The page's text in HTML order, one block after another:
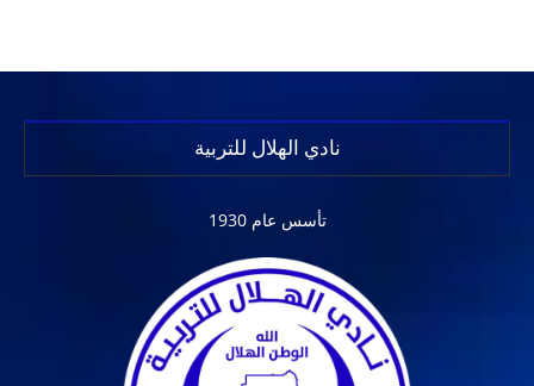
نادي الهلال للتربية
تأسس عام 1930